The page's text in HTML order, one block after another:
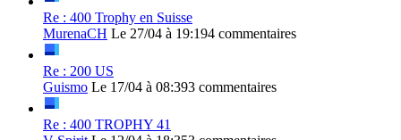
Re : 400 Trophy en Suisse
MurenaCH Le 27/04 à 19:194 commentaires
Re : 200 US
Guismo Le 17/04 à 08:393 commentaires
Re : 400 TROPHY 41